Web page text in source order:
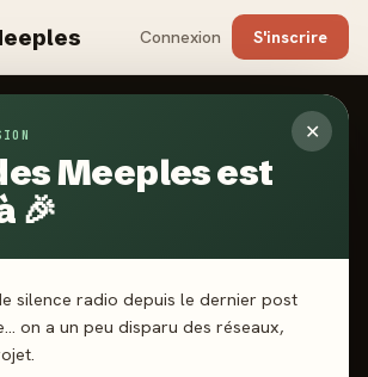
Connexion S'inscrire
✕
Meeples est
🎉
silence radio depuis le dernier post
on a un peu disparu des réseaux,